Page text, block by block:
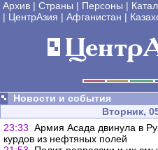
Архив | Страны | Персоны |
| ЦентрАзия | Афганистан |
Новости и события
Вторник,
23:33 Армия Асада двинула в
курдов из нефтяных полей